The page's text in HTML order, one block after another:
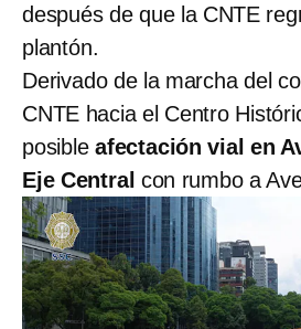
después de que la CNTE
plantón.
Derivado de la marcha del
CNTE hacia el Centro
posible afectación vial en
Eje Central con rumbo a